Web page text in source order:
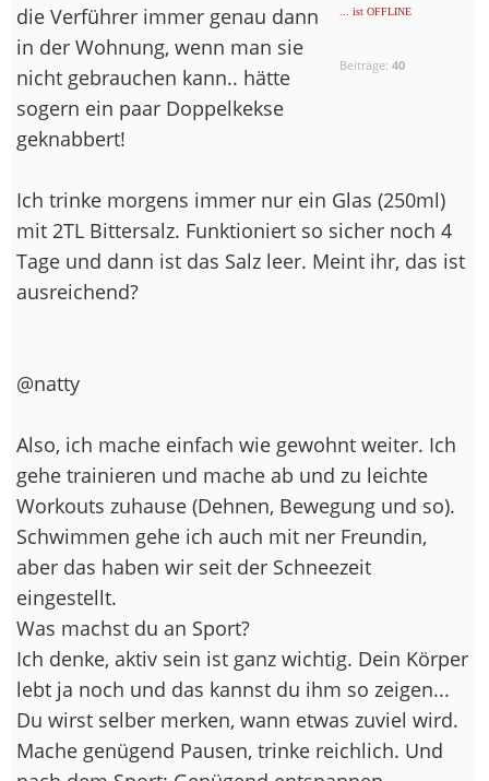
... ist OFFLINE
Beiträge:40
die Verführer immer genau dann
in der Wohnung, wenn man sie
nicht gebrauchen kann.. hätte
sogern ein paar Doppelkekse
geknabbert!
Ich trinke morgens immer nur ein Glas (250ml)
mit 2TL Bittersalz. Funktioniert so sicher noch 4
Tage und dann ist das Salz leer. Meint ihr, das ist
ausreichend?
@natty
Also, ich mache einfach wie gewohnt weiter. Ich
gehe trainieren und mache ab und zu leichte
Workouts zuhause (Dehnen, Bewegung und so).
Schwimmen gehe ich auch mit ner Freundin,
aber das haben wir seit der Schneezeit
eingestellt.
Was machst du an Sport?
Ich denke, aktiv sein ist ganz wichtig. Dein Körper
lebt ja noch und das kannst du ihm so zeigen...
Du wirst selber merken, wann etwas zuviel wird.
Mache genügend Pausen, trinke reichlich. Und